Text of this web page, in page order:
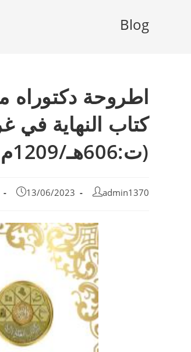
Blog
اطروحة دكتوراه
كتاب النهاية في
(ت:606هـ/1209م)
admin1370
13/06/2023